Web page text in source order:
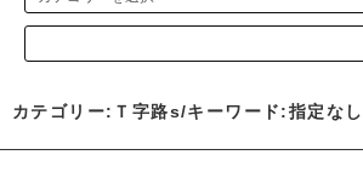
カテゴリー:Ｔ字路s/キーワード:指定なし